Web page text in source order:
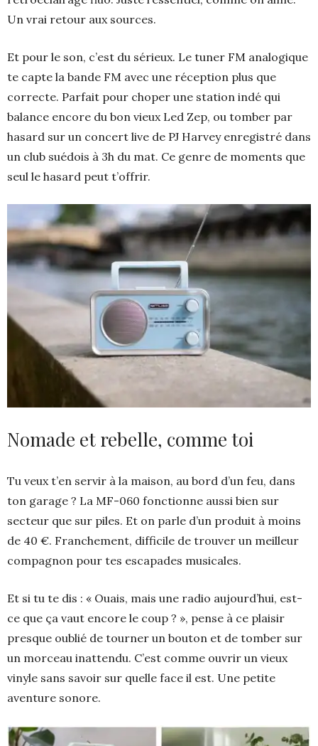
Un vrai retour aux sources.
Et pour le son, c’est du sérieux. Le tuner FM analogique
te capte la bande FM avec une réception plus que
correcte. Parfait pour choper une station indé qui
balance encore du bon vieux Led Zep, ou tomber par
hasard sur un concert live de PJ Harvey enregistré dans
un club suédois à 3h du mat. Ce genre de moments que
seul le hasard peut t’offrir.
Nomade et rebelle, comme toi
Tu veux t’en servir à la maison, au bord d’un feu, dans
ton garage ? La MF-060 fonctionne aussi bien sur
secteur que sur piles. Et on parle d’un produit à moins
de 40 €. Franchement, difficile de trouver un meilleur
compagnon pour tes escapades musicales.
Et si tu te dis : « Ouais, mais une radio aujourd’hui, est-
ce que ça vaut encore le coup ? », pense à ce plaisir
presque oublié de tourner un bouton et de tomber sur
un morceau inattendu. C’est comme ouvrir un vieux
vinyle sans savoir sur quelle face il est. Une petite
aventure sonore.